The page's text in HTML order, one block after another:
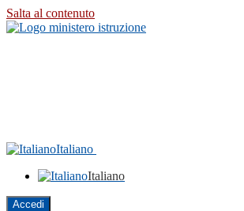
Salta al contenuto
Italiano
Italiano
Accedi